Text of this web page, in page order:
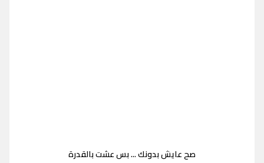
صح عايش بدونك ... بس عشت بالقدرة